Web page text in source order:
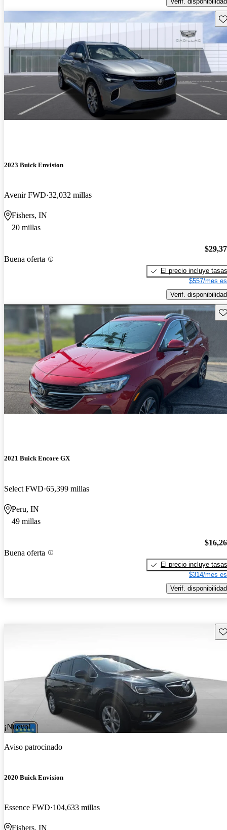
2023 Buick Envision
Avenir FWD 32,032 millas
Fishers, IN
20 millas
Buena oferta
El precio incluye tasas
$557/mes
Verif. disponibilidad
2021 Buick Encore GX
Select FWD 65,399 millas
Peru, IN
49 millas
Buena oferta
El precio incluye tasas
$314/mes
Verif. disponibilidad
¡Nuevo!
Aviso patrocinado
2020 Buick Envision
Essence FWD 104,633 millas
Fishers, IN